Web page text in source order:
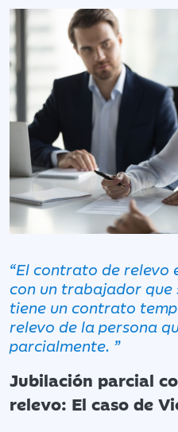
“El contrato de relevo
con un trabajador que
tiene un contrato
relevo de la persona
parcialmente. ”
Jubilación parcial
relevo: El caso de